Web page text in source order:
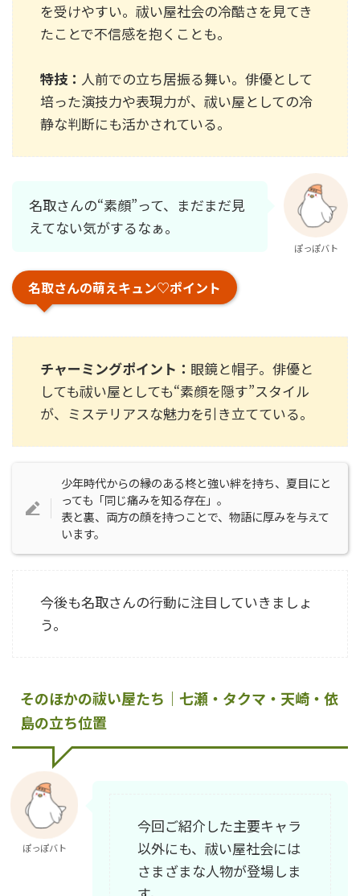
を受けやすい。祓い屋社会の冷酷さを見てき
たことで不信感を抱くことも。
特技： 人前での立ち居振る舞い。俳優として
培った演技力や表現力が、祓い屋としての冷
静な判断にも活かされている。
名取さんの“素顔”って、まだまだ見
えてない気がするなぁ。
ぽっぽバト
名取さんの萌えキュン♡ポイント
チャーミングポイント： 眼鏡と帽子。俳優と
しても祓い屋としても“素顔を隠す”スタイル
が、ミステリアスな魅力を引き立てている。
少年時代からの縁のある柊と強い絆を持ち、夏目にと
っても「同じ痛みを知る存在」。
表と裏、両方の顔を持つことで、物語に厚みを与えて
います。
今後も名取さんの行動に注目していきましょ
う。
そのほかの祓い屋たち｜七瀬・タクマ・天崎・依
島の立ち位置
ぽっぽバト
今回ご紹介した主要キャラ
以外にも、祓い屋社会には
さまざまな人物が登場しま